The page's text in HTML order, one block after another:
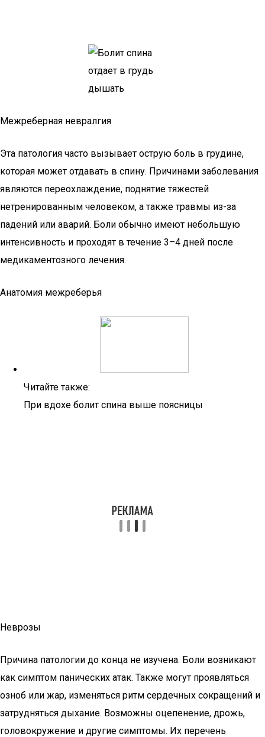
Межреберная невралгия
Эта патология часто вызывает острую боль в грудине,
которая может отдавать в спину. Причинами заболевания
являются переохлаждение, поднятие тяжестей
нетренированным человеком, а также травмы из-за
падений или аварий. Боли обычно имеют небольшую
интенсивность и проходят в течение 3–4 дней после
медикаментозного лечения.
Анатомия межреберья
Читайте также:
При вдохе болит спина выше поясницы
Неврозы
Причина патологии до конца не изучена. Боли возникают
как симптом панических атак. Также могут проявляться
озноб или жар, изменяться ритм сердечных сокращений и
затрудняться дыхание. Возможны оцепенение, дрожь,
головокружение и другие симптомы. Их перечень